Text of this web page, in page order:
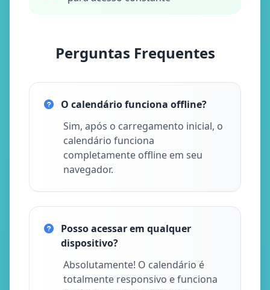
Perguntas Frequentes
O calendário funciona offline?
Sim, após o carregamento inicial, o
calendário funciona
completamente offline em seu
navegador.
Posso acessar em qualquer
dispositivo?
Absolutamente! O calendário é
totalmente responsivo e funciona